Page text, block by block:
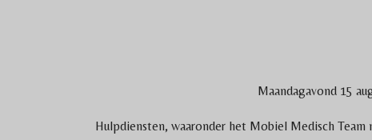
Maandagavond 15
Hulpdiensten, waaronder het Mobiel Medisch